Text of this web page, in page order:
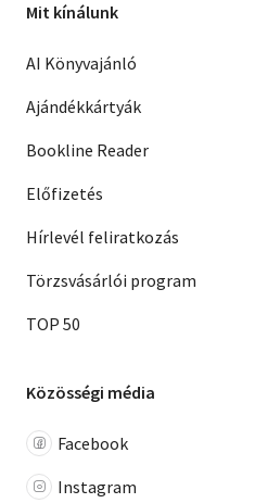
Mit kínálunk
AI Könyvajánló
Ajándékkártyák
Bookline Reader
Előfizetés
Hírlevél feliratkozás
Törzsvásárlói program
TOP 50
Közösségi média
Facebook
Instagram